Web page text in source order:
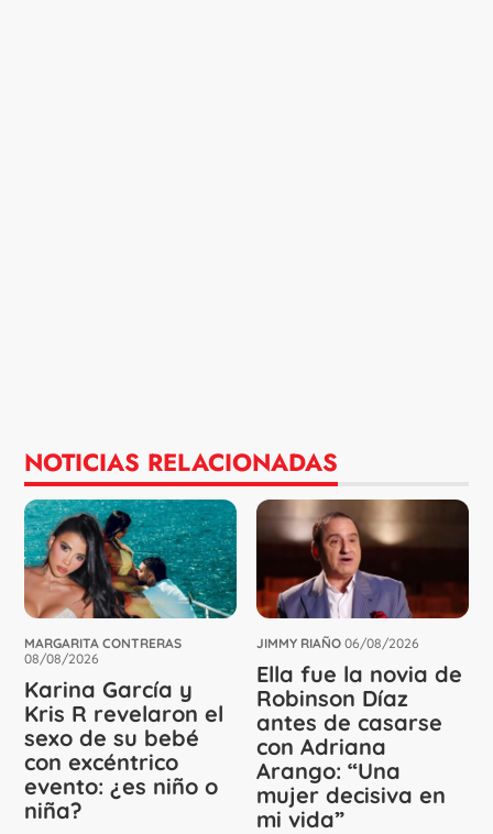
NOTICIAS RELACIONADAS
MARGARITA CONTRERAS
08/08/2026
Karina García y
Kris R revelaron el
sexo de su bebé
con excéntrico
evento: ¿es niño o
niña?
JIMMY RIAÑO 06/08/2026
Ella fue la novia de
Robinson Díaz
antes de casarse
con Adriana
Arango: “Una
mujer decisiva en
mi vida”